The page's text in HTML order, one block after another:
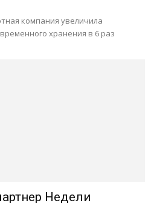
компания увеличила
хранения в 6 раз
Недели